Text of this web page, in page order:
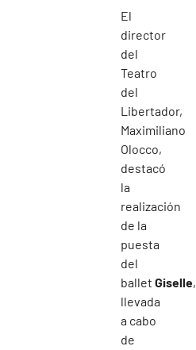
El
director
del
Teatro
del
Libertador,
Maximiliano
Olocco,
destacó
la
realización
de la
puesta
del
balletGiselle,
llevada
a cabo
de